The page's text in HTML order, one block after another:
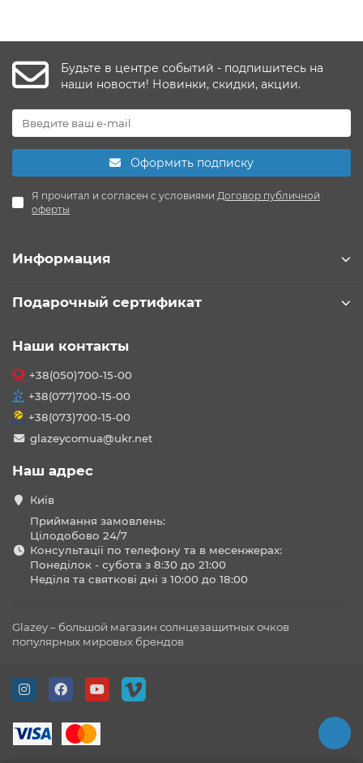
Будьте в центре событий - подпишитесь на
наши новости! Новинки, скидки, акции.
Оформить подписку
Я прочитал и согласен с условиями Договор публичной
оферты
Информация
Подарочный сертификат
Наши контакты
+38(050)700-15-00
+38(077)700-15-00
+38(073)700-15-00
glazeycomua@ukr.net
Наш адрес
Київ
Приймання замовлень:
Цілодобово 24/7
Консультації по телефону та в месенжерах:
Понеділок - субота з 8:30 до 21:00
Неділя та святкові дні з 10:00 до 18:00
Glazey – большой магазин солнцезащитных очков
популярных мировых брендов